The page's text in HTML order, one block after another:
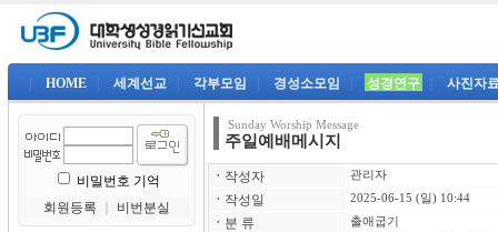
HOME 세계선교 각부모임 경성소모임 성경연구 사진자
비밀번호 기억
회원등록
비번분실
Sunday Worship Message
주일예배메시지
ㆍ 작성자 관리자
ㆍ 작성일 2025-06-15 (일) 10:44
ㆍ 분 류 출애굽기